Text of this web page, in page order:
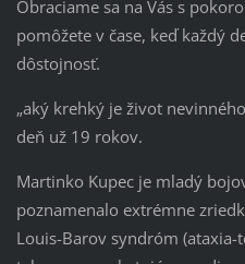
Obraciame sa na Vás s
pomôžete v čase, keď každý
dôstojnosť.
„aký krehký je život
deň už 19 rokov.
Martinko Kupec je mladý
poznamenalo extrémne
Louis-Barov syndróm (ataxia-